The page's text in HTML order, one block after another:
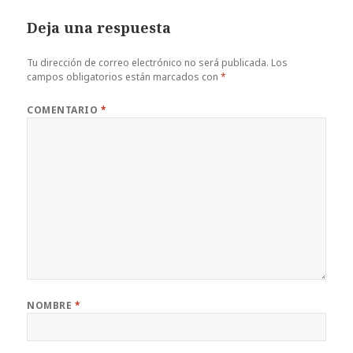
Deja una respuesta
Tu dirección de correo electrónico no será publicada. Los
campos obligatorios están marcados con*
COMENTARIO *
NOMBRE *